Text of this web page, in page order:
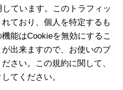
ています。このトラフィッ
ており、個人を特定するも
能はCookieを無効にするこ
出来ますので、お使いのブ
さい。この規約に関して、
てください。